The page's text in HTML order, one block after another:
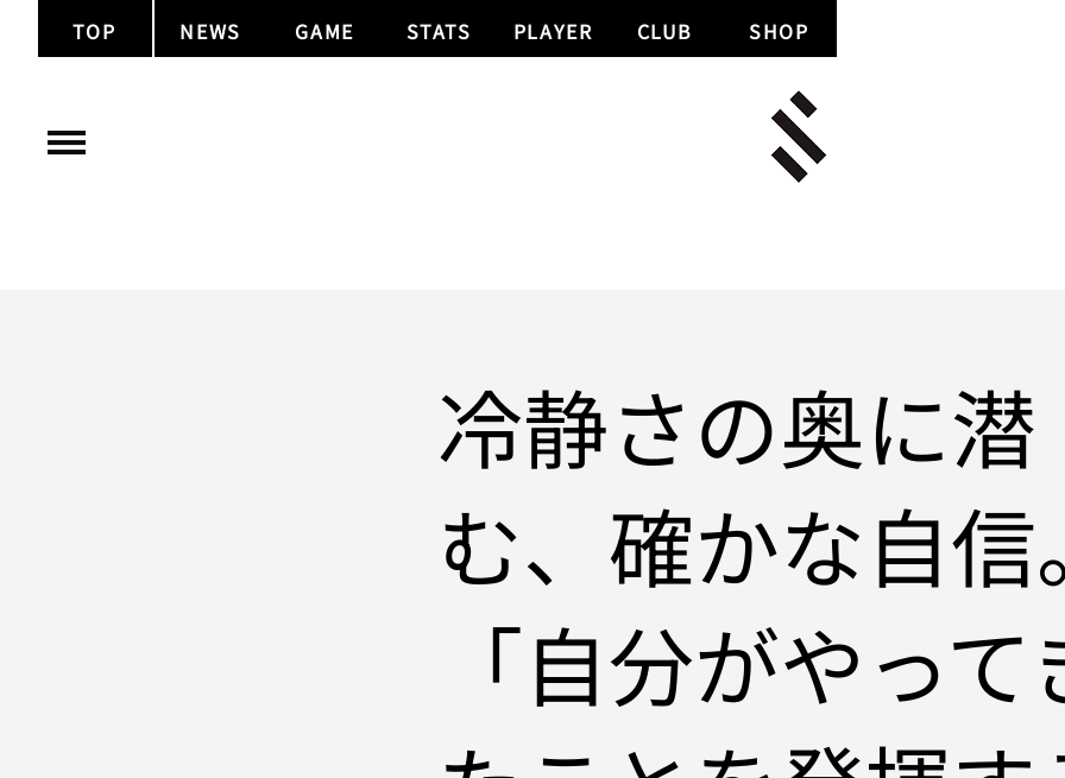
NEWS
TOP GAME STATS PLAYER CLUB SHOP
冷静さの奥に潜
む、確かな自信
「自分がやって